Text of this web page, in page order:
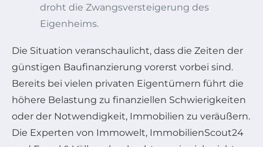
droht die Zwangsversteigerung des
Eigenheims.
Die Situation veranschaulicht, dass die Zeiten der
günstigen Baufinanzierung vorerst vorbei sind.
Bereits bei vielen privaten Eigentümern führt die
höhere Belastung zu finanziellen Schwierigkeiten
oder der Notwendigkeit, Immobilien zu veräußern.
Die Experten von Immowelt, ImmobilienScout24